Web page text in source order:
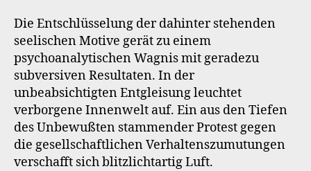
Die Entschlüsselung der dahinter stehenden
seelischen Motive gerät zu einem
psychoanalytischen Wagnis mit geradezu
subversiven Resultaten. In der
unbeabsichtigten Entgleisung leuchtet
verborgene Innenwelt auf. Ein aus den Tiefen
des Unbewußten stammender Protest gegen
die gesellschaftlichen Verhaltenszumutungen
verschafft sich blitzlichtartig Luft.